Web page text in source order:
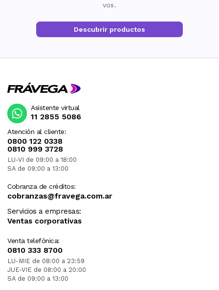
vos.
Descubrir productos
Atención al cliente:
0800 122 0338
0810 999 3728
LU-VI de 09:00 a 18:00
SA de 09:00 a 13:00
Cobranza de créditos:
cobranzas@fravega.com.ar
Servicios a empresas:
Ventas corporativas
Venta telefónica:
0810 333 8700
LU-MIE de 08:00 a 23:59
JUE-VIE de 08:00 a 20:00
SA de 09:00 a 13:00
Asistente virtual
11 2855 5086